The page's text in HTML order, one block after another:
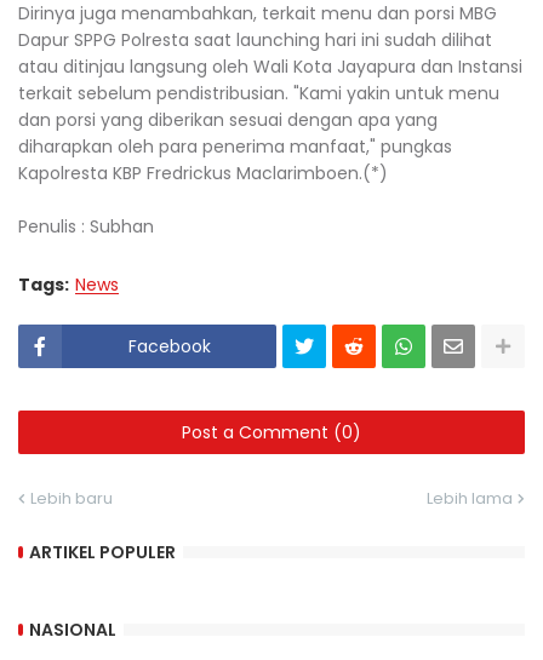
Dirinya juga menambahkan, terkait menu dan porsi MBG
Dapur SPPG Polresta saat launching hari ini sudah dilihat
atau ditinjau langsung oleh Wali Kota Jayapura dan Instansi
terkait sebelum pendistribusian. "Kami yakin untuk menu
dan porsi yang diberikan sesuai dengan apa yang
diharapkan oleh para penerima manfaat," pungkas
Kapolresta KBP Fredrickus Maclarimboen.(*)
Penulis : Subhan
Tags: News
Facebook
Post a Comment (0)
Lebih baru Lebih lama
ARTIKEL POPULER
NASIONAL